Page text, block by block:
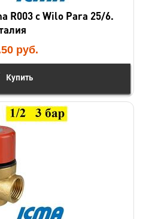
R003 с Wilo Para 25/6.
руб.
Купить